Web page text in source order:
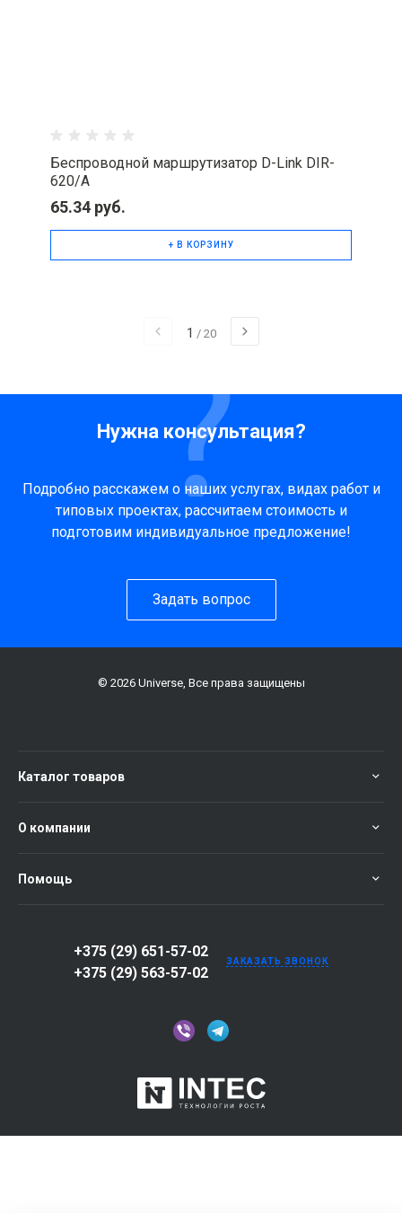
Беспроводной маршрутизатор D-Link DIR-
620/A
65.34 руб.
+ В КОРЗИНУ
1 / 20
Нужна консультация?
Подробно расскажем о наших услугах, видах работ и
типовых проектах, рассчитаем стоимость и
подготовим индивидуальное предложение!
Задать вопрос
© 2026 Universe, Все права защищены
Каталог товаров
О компании
Помощь
+375 (29) 651-57-02
+375 (29) 563-57-02
ЗАКАЗАТЬ ЗВОНОК